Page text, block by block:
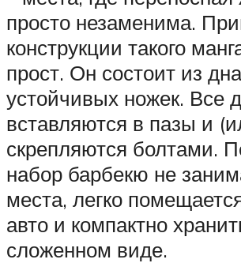
просто незаменима.
конструкции такого
прост. Он состоит из
устойчивых ножек. Все
вставляются в пазы и
скрепляются болтами.
набор барбекю не
места, легко
авто и компактно
сложенном виде.